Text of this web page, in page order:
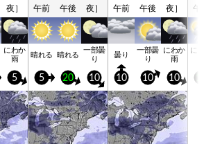
夜］ 午前 午後 夜］ 午前 午後 夜］ 午
にわか
雨 晴れる 晴れる 一部曇
り 曇り 一部曇
り
にわか
雨
に
5 5 20 10 10 10 10